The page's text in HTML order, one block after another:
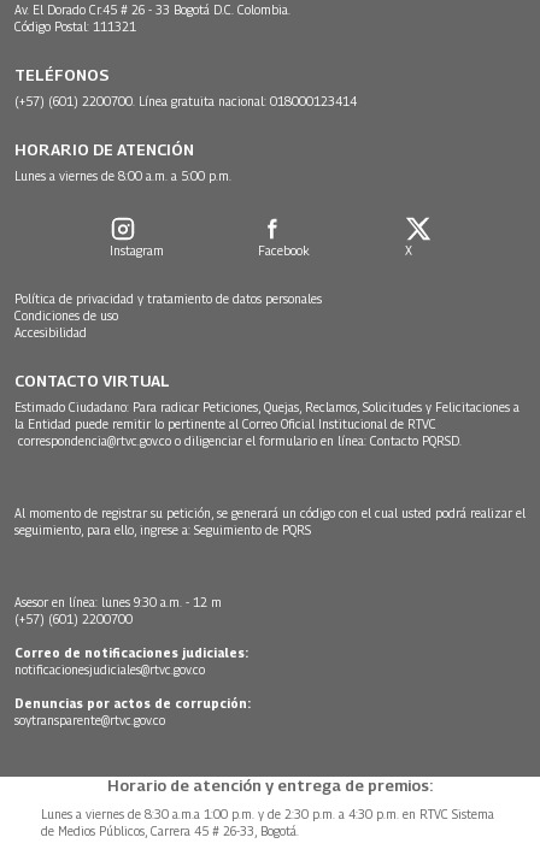
Av. El Dorado Cr.45 # 26 - 33 Bogotá D.C. Colombia.
Código Postal: 111321
TELÉFONOS
(+57) (601) 2200700. Línea gratuita nacional: 018000123414
HORARIO DE ATENCIÓN
Lunes a viernes de 8:00 a.m. a 5:00 p.m.
Instagram Facebook X
Política de privacidad y tratamiento de datos personales
Condiciones de uso
Accesibilidad
CONTACTO VIRTUAL
Estimado Ciudadano: Para radicar Peticiones, Quejas, Reclamos, Solicitudes y Felicitaciones a
la Entidad puede remitir lo pertinente al Correo Oficial Institucional de RTVC
correspondencia@rtvc.gov.co o diligenciar el formulario en línea: Contacto PQRSD.
Al momento de registrar su petición, se generará un código con el cual usted podrá realizar el
seguimiento, para ello, ingrese a: Seguimiento de PQRS
Asesor en línea: lunes 9:30 a.m. - 12 m
(+57) (601) 2200700
Correo de notificaciones judiciales:
notificacionesjudiciales@rtvc.gov.co
Denuncias por actos de corrupción:
soytransparente@rtvc.gov.co
Horario de atención y entrega de premios:
Lunes a viernes de 8:30 a.m.a 1:00 p.m. y de 2:30 p.m. a 4:30 p.m. en RTVC Sistema
de Medios Públicos, Carrera 45 # 26-33, Bogotá.